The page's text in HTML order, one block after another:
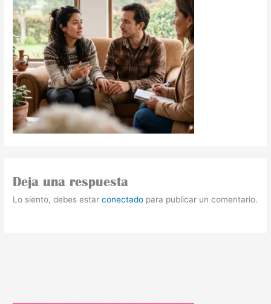
Deja una respuesta
Lo siento, debes estarconectado para publicar un comentario.